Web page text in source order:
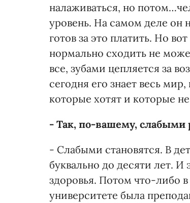
налаживаться, но
уровень. На самом деле он
готов за это платить. Но
нормально сходить не
все, зубами цепляется за
сегодня его знает весь
которые хотят и которые
- Так, по-вашему, слабыми
- Слабыми становятся. В
буквально до десяти лет. И
здоровья. Потом что-либо
университете была